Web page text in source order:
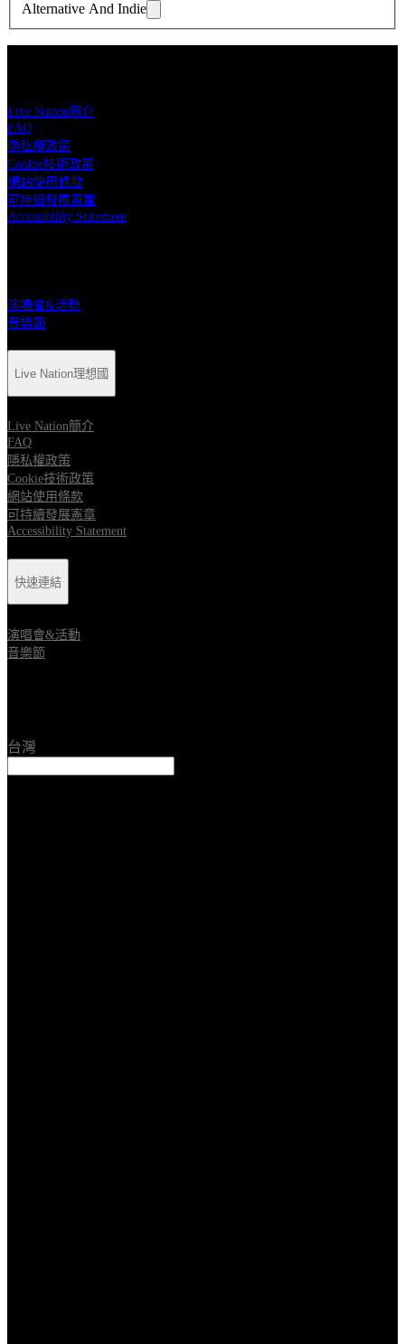
Alternative And Indie
Live Nation簡介
FAQ
隱私權政策
Cookie技術政策
網站使用條款
可持續發展憲章
Accessibility Statement
演唱會&活動
音樂節
Live Nation理想國
Live Nation簡介
FAQ
隱私權政策
Cookie技術政策
網站使用條款
可持續發展憲章
Accessibility Statement
快速連結
演唱會&活動
音樂節
台灣